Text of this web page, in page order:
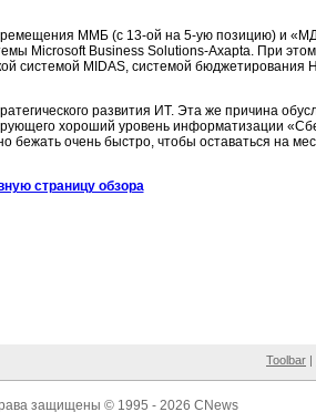
ММБ (с 13-ой на 5-ую позицию) и
Microsoft Business Solutions-Axapta. При
системой MIDAS, системой бюджетирования
развития ИТ. Эта же причина
хороший уровень информатизации
бежать очень быстро, чтобы оставаться на
страницу обзора
Toolbar |
защищены © 1995 - 2026 CNews